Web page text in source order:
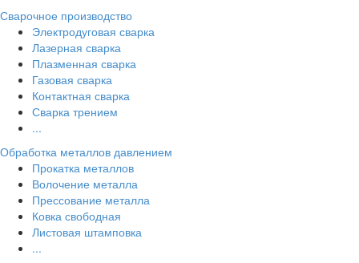
Сварочное производство
Электродуговая сварка
Лазерная сварка
Плазменная сварка
Газовая сварка
Контактная сварка
Сварка трением
...
Обработка металлов давлением
Прокатка металлов
Волочение металла
Прессование металла
Ковка свободная
Листовая штамповка
...